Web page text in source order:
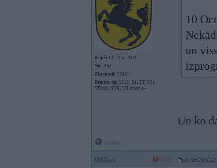
Kopš: 13. May 2002
No: Rīga
Ziņojumi: 56481
Braucu ar: S212, 911TT, 951,
635csi, NSX, Tillotson t4
10
un
Un ko
MAXixt 10. Oct 2013,